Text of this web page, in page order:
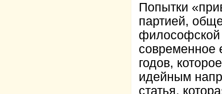
Попытки
партией,
философской
современное
годов,
идейным
статья,